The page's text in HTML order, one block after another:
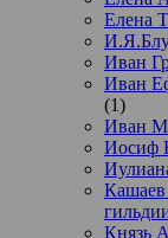
Елена
Иван
Иван
(1)
Иван
Иосиф
Кашаев
Князь